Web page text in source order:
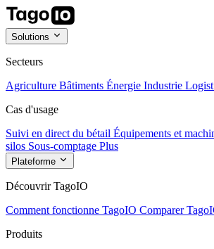
Solutions
Secteurs
Agriculture Bâtiments Énergie Industrie
Cas d'usage
Suivi en direct du bétail Équipements et
silos Sous-comptage Plus
Plateforme
Découvrir TagoIO
Comment fonctionne TagoIO Comparer
Produits